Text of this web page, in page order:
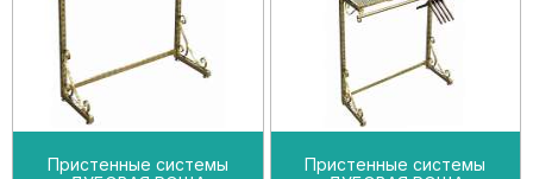
Пристенные системы
Пристенные системы